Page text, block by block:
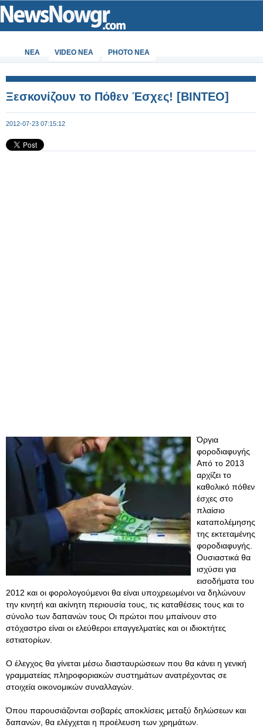
ΝΕΑ VIDEO NEA PHOTO NEA
Ξεσκονίζουν το Πόθεν Έσχες! [ΒΙΝΤΕΟ]
2012-07-23 07:15:12
Όργια
φοροδιαφυγής
Aπό το 2013
αρχίζει το
καθολικό πόθεν
έσχες στο
πλαίσιο
καταπολέμησης
της εκτεταμένης
φοροδιαφυγής.
Ουσιαστικά θα
ισχύσει για
εισοδήματα του
2012 και οι φορολογούμενοι θα είναι υποχρεωμένοι να δηλώνουν
την κινητή και ακίνητη περιουσία τους, τις καταθέσεις τους και το
σύνολο των δαπανών τους Οι πρώτοι που μπαίνουν στο
στόχαστρο είναι οι ελεύθεροι επαγγελματίες και οι ιδιοκτήτες
εστιατορίων.
Ο έλεγχος θα γίνεται μέσω διασταυρώσεων που θα κάνει η γενική
γραμματείας πληροφοριακών συστημάτων ανατρέχοντας σε
στοιχεία οικονομικών συναλλαγών.
Όπου παρουσιάζονται σοβαρές αποκλίσεις μεταξύ δηλώσεων και
δαπανών, θα ελέγχεται η προέλευση των χρημάτων.